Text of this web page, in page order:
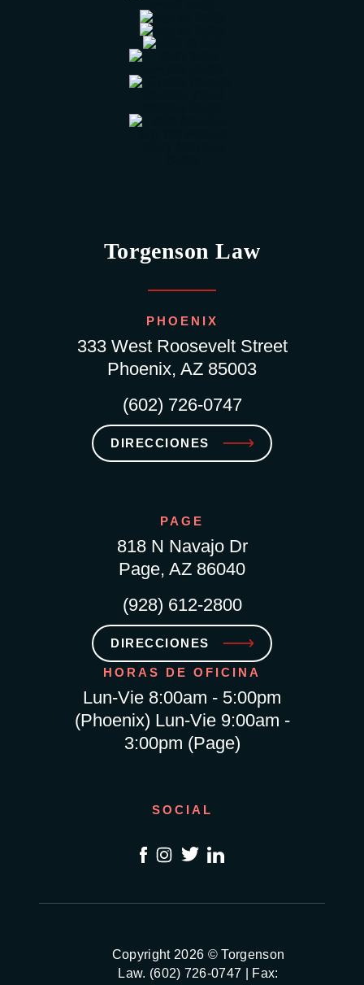
Torgenson Law
PHOENIX
333 West Roosevelt Street
Phoenix, AZ 85003
(602) 726-0747
DIRECCIONES
PAGE
818 N Navajo Dr
Page, AZ 86040
(928) 612-2800
DIRECCIONES
HORAS DE OFICINA
Lun-Vie 8:00am - 5:00pm
(Phoenix) Lun-Vie 9:00am -
3:00pm (Page)
SOCIAL
Copyright 2026 © Torgenson
Law. (602) 726-0747 | Fax: